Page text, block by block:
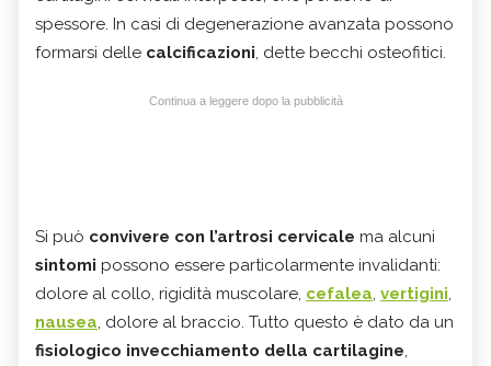
spessore. In casi di degenerazione avanzata possono
formarsi delle calcificazioni, dette becchi osteofitici.
Continua a leggere dopo la pubblicità
Si può convivere con l’artrosi cervicale ma alcuni
sintomi possono essere particolarmente invalidanti:
dolore al collo, rigidità muscolare, cefalea, vertigini,
nausea, dolore al braccio. Tutto questo è dato da un
fisiologico invecchiamento della cartilagine,